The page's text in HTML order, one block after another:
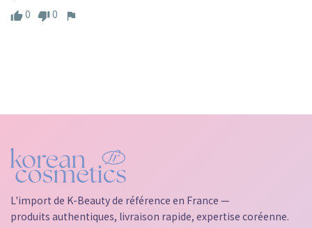
0
0
L'import de K-Beauty de référence en France —
produits authentiques, livraison rapide, expertise coréenne.